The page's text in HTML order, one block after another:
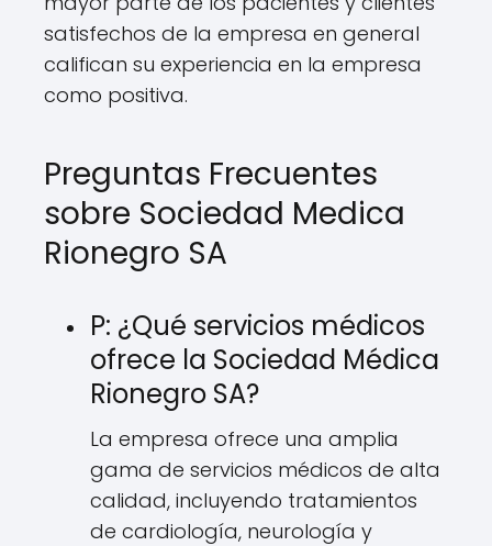
satisfechos de la empresa en general
califican su experiencia en la empresa
como positiva.
Preguntas Frecuentes
sobre Sociedad Medica
Rionegro SA
P: ¿Qué servicios médicos
ofrece la Sociedad Médica
Rionegro SA?
La empresa ofrece una amplia
gama de servicios médicos de alta
calidad, incluyendo tratamientos
de cardiología, neurología y